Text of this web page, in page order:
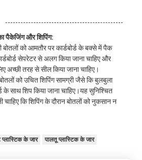
पैकेजिंग और शिपिंग:
बोतलों को आमतौर पर कार्डबोर्ड के बक्से में पैक
सेपरेटर से अलग किया जाना चाहिए और
अच्छी तरह से सील किया जाना चाहिए।
बोतलों को उचित शिपिंग सामग्री जैसे कि बुलबुला
के साथ शिप किया जाना चाहिए।यह सुनिश्चित
चाहिए कि शिपिंग के दौरान बोतलों को नुकसान न
प्लास्टिक के जार पालतू प्लास्टिक के जार